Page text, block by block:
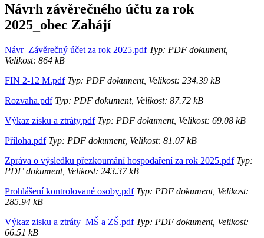
Návrh závěrečného účtu za rok
2025_obec Zahájí
Návr_Závěrečný účet za rok 2025.pdfTyp: PDF dokument,
Velikost: 864 kB
FIN 2-12 M.pdfTyp: PDF dokument, Velikost: 234.39 kB
Rozvaha.pdfTyp: PDF dokument, Velikost: 87.72 kB
Výkaz zisku a ztráty.pdfTyp: PDF dokument, Velikost: 69.08 kB
Příloha.pdfTyp: PDF dokument, Velikost: 81.07 kB
Zpráva o výsledku přezkoumání hospodaření za rok 2025.pdfTyp:
PDF dokument, Velikost: 243.37 kB
Prohlášení kontrolované osoby.pdfTyp: PDF dokument, Velikost:
285.94 kB
Výkaz zisku a ztráty_MŠ a ZŠ.pdfTyp: PDF dokument, Velikost:
66.51 kB